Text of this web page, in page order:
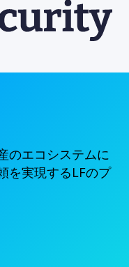
のエコシステムに
を実現するLFのプ